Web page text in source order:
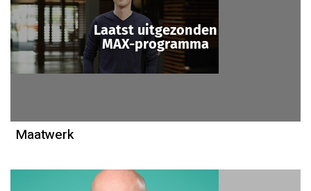
Laatst uitgezonden
MAX-programma
Maatwerk